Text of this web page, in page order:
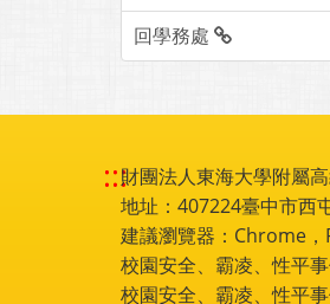
回學務處
:::財團法人東海大學附屬
地址：407224臺中市西
建議瀏覽器：Chrome
校園安全、霸凌、性平
校園安全、霸凌、性平